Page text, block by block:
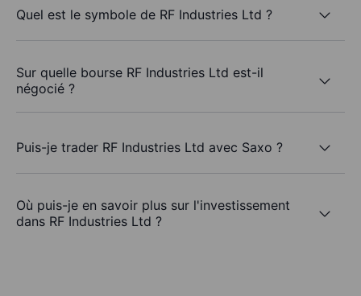
Quel est le symbole de RF Industries Ltd ?
Sur quelle bourse RF Industries Ltd est-il
négocié ?
Puis-je trader RF Industries Ltd avec Saxo ?
Où puis-je en savoir plus sur l'investissement
dans RF Industries Ltd ?